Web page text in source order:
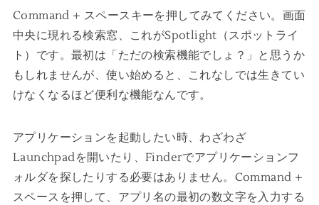
Command + スペースキーを押してみてください。画面
中央に現れる検索窓、これがSpotlight（スポットライ
ト）です。最初は「ただの検索機能でしょ？」と思うか
もしれませんが、使い始めると、これなしでは生きてい
けなくなるほど便利な機能なんです。
アプリケーションを起動したい時、わざわざ
Launchpadを開いたり、Finderでアプリケーションフ
ォルダを探したりする必要はありません。Command +
スペースを押して、アプリ名の最初の数文字を入力する